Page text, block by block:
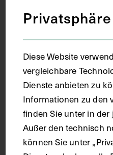
Karton
Technik
Kupferstich
Privatsphäre
Diese Website
vergleichbare
Dienste anbieten zu
Informationen zu den
finden Sie unter in
Außer den technisch
können Sie unter